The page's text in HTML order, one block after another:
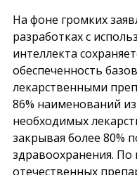
На фоне громких
разработках с
интеллекта
обеспеченность
лекарственными
86% наименований
необходимых
закрывая более 80%
здравоохранения. По
отечественных